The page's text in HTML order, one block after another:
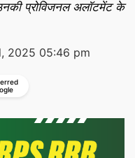
प्रोविजनल अलॉटमेंट के
2025 05:46 pm